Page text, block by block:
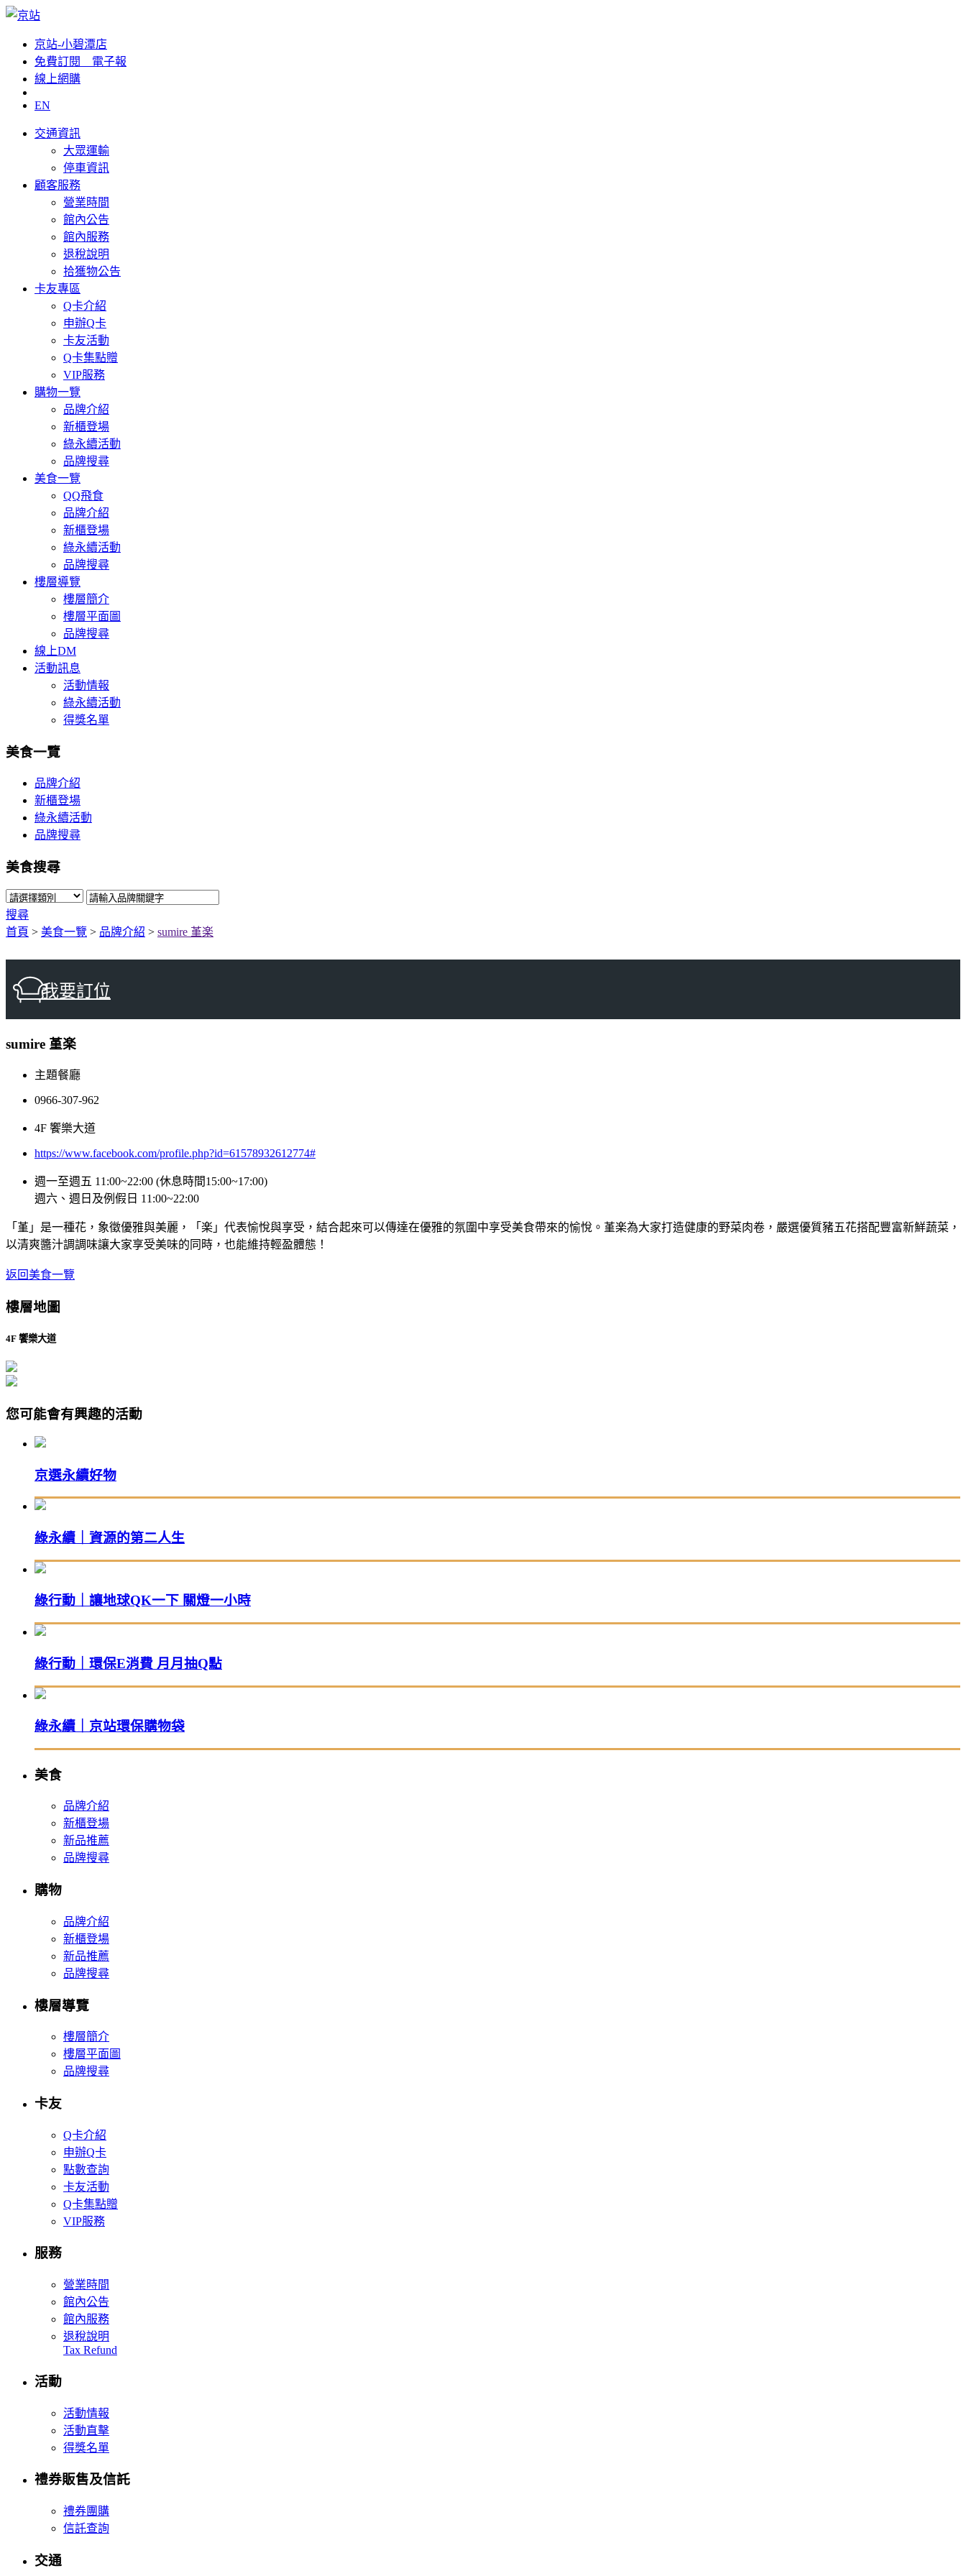
京站-小碧潭店
免費訂閱__電子報
線上網購
EN
交通資訊
大眾運輸
停車資訊
顧客服務
營業時間
館內公告
館內服務
退稅說明
拾獲物公告
卡友專區
Q卡介紹
申辦Q卡
卡友活動
Q卡集點贈
VIP服務
購物一覽
品牌介紹
新櫃登場
綠永續活動
品牌搜尋
美食一覽
QQ飛食
品牌介紹
新櫃登場
綠永續活動
品牌搜尋
樓層導覽
樓層簡介
樓層平面圖
品牌搜尋
線上DM
活動訊息
活動情報
綠永續活動
得獎名單
美食一覽
品牌介紹
新櫃登場
綠永續活動
品牌搜尋
美食搜尋
搜尋
首頁 > 美食一覽 > 品牌介紹 > sumire 堇楽
我要訂位
sumire 堇楽
主題餐廳
0966-307-962
4F 饗樂大道
https://www.facebook.com/profile.php?id=61578932612774#
週一至週五 11:00~22:00 (休息時間15:00~17:00)
週六、週日及例假日 11:00~22:00
「堇」是一種花，象徵優雅與美麗，「楽」代表愉悅與享受，結合起來可以傳達在優雅的氛圍中享受美食帶來的愉悅。堇楽為大家打造健康的野菜肉卷，嚴選優質豬五花搭配豐富新鮮蔬菜，
以清爽醬汁調調味讓大家享受美味的同時，也能維持輕盈體態！
返回美食一覽
樓層地圖
4F 饗樂大道
您可能會有興趣的活動
京選永續好物
綠永續｜資源的第二人生
綠行動｜讓地球QK一下 關燈一小時
綠行動｜環保E消費 月月抽Q點
綠永續｜京站環保購物袋
美食
品牌介紹
新櫃登場
新品推薦
品牌搜尋
購物
品牌介紹
新櫃登場
新品推薦
品牌搜尋
樓層導覽
樓層簡介
樓層平面圖
品牌搜尋
卡友
Q卡介紹
申辦Q卡
點數查詢
卡友活動
Q卡集點贈
VIP服務
服務
營業時間
館內公告
館內服務
退稅說明
Tax Refund
活動
活動情報
活動直擊
得獎名單
禮券販售及信託
禮券團購
信託查詢
交通